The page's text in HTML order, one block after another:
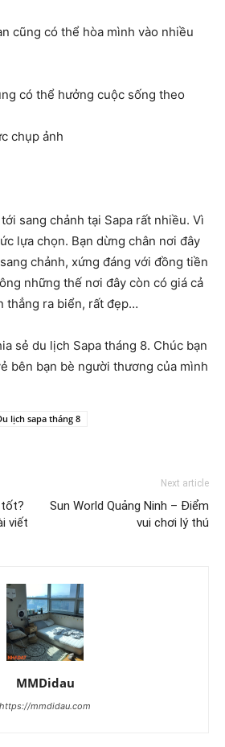
cũng có thể hòa mình vào nhiều
có thể hưởng cuộc sống theo
chụp ảnh
sang chảnh tại Sapa rất nhiều. Vì
lựa chọn. Bạn dừng chân nơi đây
chảnh, xứng đáng với đồng tiền
những thế nơi đây còn có giá cả
thẳng ra biển, rất đẹp…
sẻ du lịch Sapa tháng 8. Chúc bạn
bên bạn bè người thương của mình
lịch sapa tháng 8
tốt?
viết
Next article
Sun World Quảng Ninh – Điểm
vui chơi lý thú
MMDidau
https://mmdidau.com